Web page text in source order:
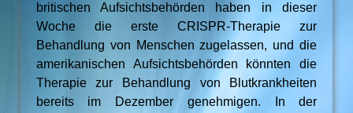
britischen Aufsichtsbehörden haben in dieser
Woche die erste CRISPR-Therapie zur
Behandlung von Menschen zugelassen, und die
amerikanischen Aufsichtsbehörden könnten die
Therapie zur Behandlung von Blutkrankheiten
bereits im Dezember genehmigen. In der